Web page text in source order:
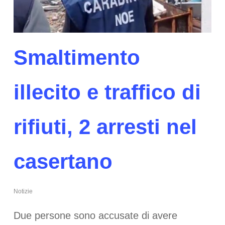
Smaltimento
illecito e traffico di
rifiuti, 2 arresti nel
casertano
Notizie
Due persone sono accusate di avere